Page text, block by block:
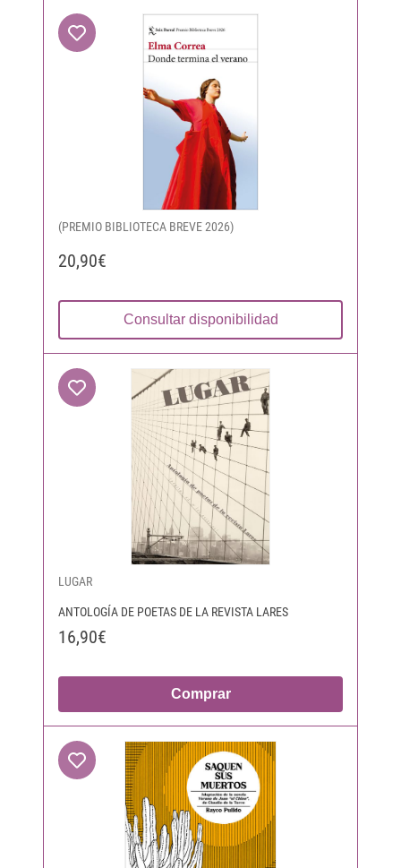
(PREMIO BIBLIOTECA BREVE 2026)
20,90€
Consultar disponibilidad
LUGAR
ANTOLOGÍA DE POETAS DE LA REVISTA LARES
16,90€
Comprar